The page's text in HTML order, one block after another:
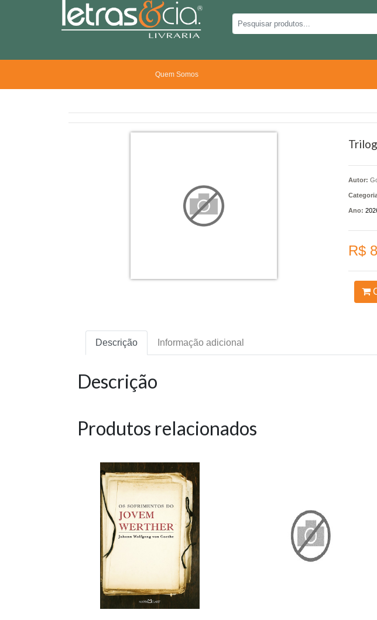
Quem Somos
Autor:
Ano:
R$
Descrição Informação adicional
Descrição
Produtos relacionados